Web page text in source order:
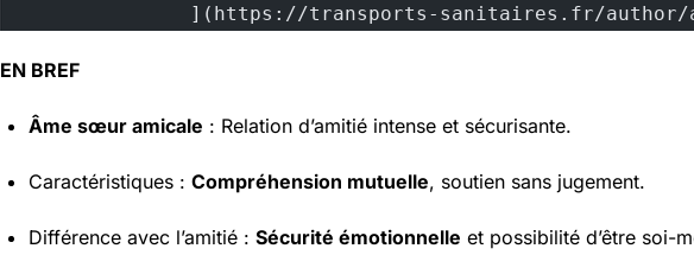
](https://transports-sanitaires.fr/
EN BREF
Âme sœur amicale : Relation d’amitié intense et sécurisante.
Caractéristiques : Compréhension mutuelle, soutien sans jugement.
Différence avec l’amitié : Sécurité émotionnelle et possibilité d’être soi-